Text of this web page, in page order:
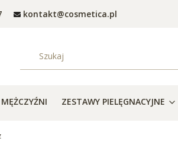
kontakt@cosmetica.pl
MĘŻCZYŹNI ZESTAWY PIELĘGNACYJNE